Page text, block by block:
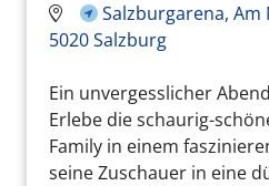
Salzburgarena, Am
5020 Salzburg
Ein unvergesslicher
Erlebe die schaurig-
Family in einem
seine Zuschauer in eine